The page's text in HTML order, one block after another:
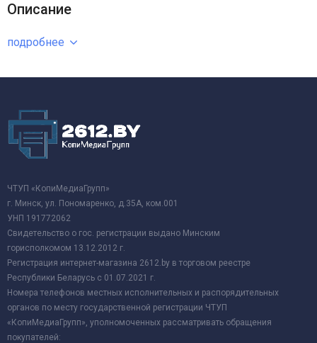
Описание
подробнее
ЧТУП «КопиМедиаГрупп»
г. Минск, ул. Пономаренко, д.35А, ком.001
УНП 191772062
Свидетельство о гос. регистрации выдано Минским
горисполкомом 13.12.2012 г.
Регистрация интернет-магазина 2612.by в торговом реестре
Республики Беларусь с 01.07.2021 г.
Номера телефонов местных исполнительных и распорядительных
органов по месту государственной регистрации ЧТУП
«КопиМедиаГрупп», уполномоченных рассматривать обращения
покупателей: